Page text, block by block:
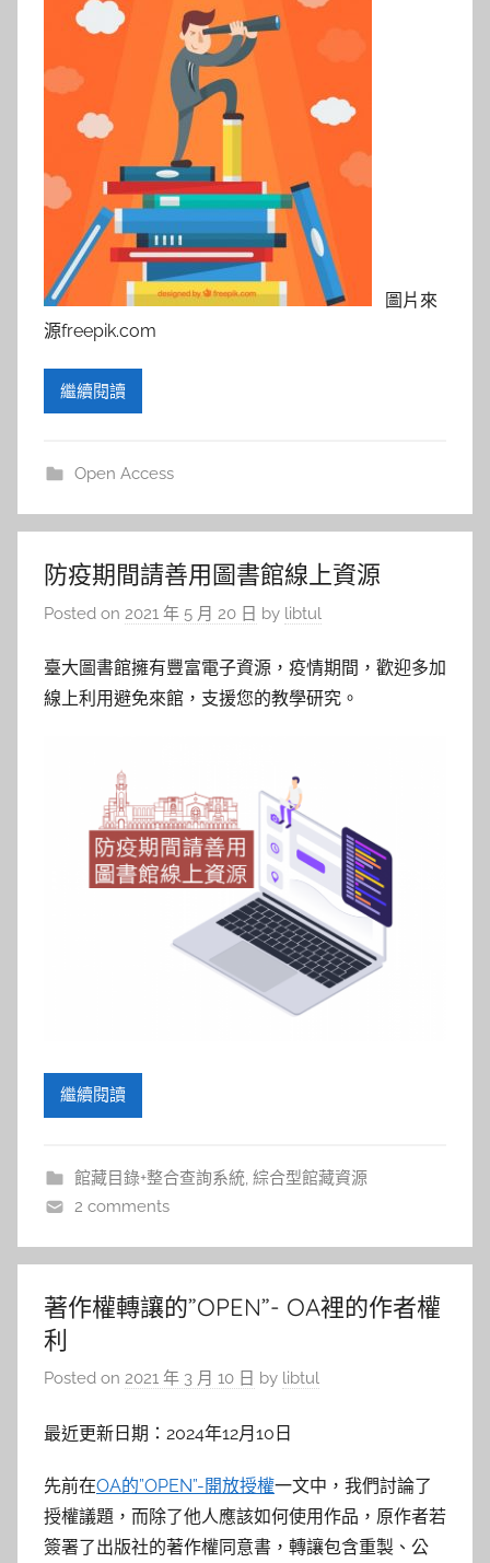
圖片來
源freepik.com
繼續閱讀
Open Access
防疫期間請善用圖書館線上資源
Posted on 2021 年 5 月 20 日 by libtul
臺大圖書館擁有豐富電子資源，疫情期間，歡迎多加
線上利用避免來館，支援您的教學研究。
繼續閱讀
館藏目錄+整合查詢系統, 綜合型館藏資源
2 comments
著作權轉讓的”OPEN”- OA裡的作者權
利
Posted on 2021 年 3 月 10 日 by libtul
最近更新日期：2024年12月10日
先前在OA的”OPEN”-開放授權一文中，我們討論了
授權議題，而除了他人應該如何使用作品，原作者若
簽署了出版社的著作權同意書，轉讓包含重製、公